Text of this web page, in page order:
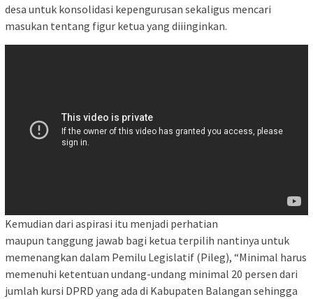
desa untuk konsolidasi kepengurusan sekaligus mencari
masukan tentang figur ketua yang diiinginkan.
Kemudian dari aspirasi itu menjadi perhatian
maupun tanggung jawab bagi ketua terpilih nantinya untuk
memenangkan dalam Pemilu Legislatif (Pileg), “Minimal harus
memenuhi ketentuan undang-undang minimal 20 persen dari
jumlah kursi DPRD yang ada di Kabupaten Balangan sehingga